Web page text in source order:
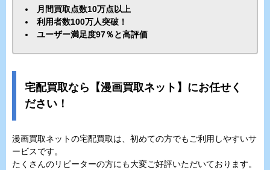
月間買取点数10万点以上
利用者数100万人突破！
ユーザー満足度97％と高評価
宅配買取なら【漫画買取ネット】にお任せく
ださい！
漫画買取ネットの宅配買取は、初めての方でもご利用しやすいサ
ービスです。
たくさんのリピーターの方にも大変ご好評いただいております。